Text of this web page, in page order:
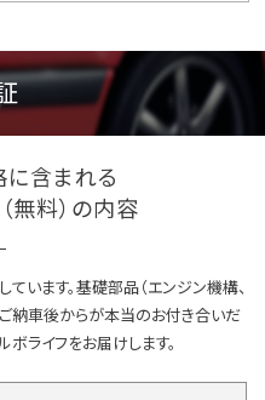
含まれる
無料）の内容
います。基礎部品（エンジン機構、
ご納車後からが本当のお付き合いだ
ボライフをお届けします。